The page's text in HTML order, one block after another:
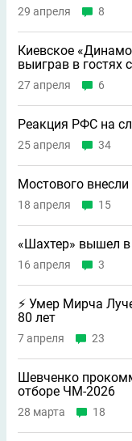
29 апреля 8
Киевское
выиграв в гостях
27 апреля 6
Реакция РФС на
25 апреля 34
Мостового
18 апреля 15
«Шахтер» вышел
16 апреля 3
⚡️ Умер Мирча
80 лет
7 апреля 23
Шевченко
отборе ЧМ-2026
28 марта 18